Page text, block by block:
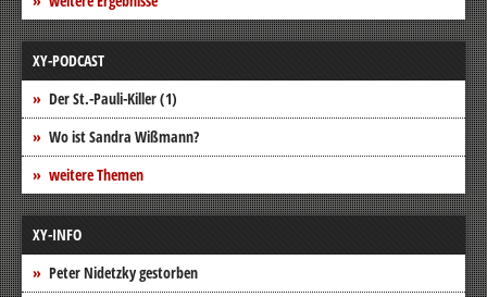
XY-PODCAST
Der St.-Pauli-Killer (1)
Wo ist Sandra Wißmann?
weitere Themen
XY-INFO
Peter Nidetzky gestorben